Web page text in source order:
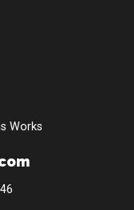
Works